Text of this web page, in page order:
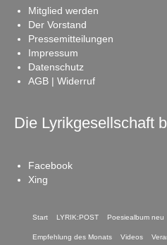
Mitglied werden
Der Vorstand
Pressemitteilungen
Impressum
Datenschutz
AGB | Widerruf
Die Lyrikgesellschaft
Facebook
Xing
Start LYRIK:POST Poesiealbum neu
Empfehlung des Monats Videos